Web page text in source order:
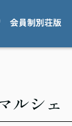
ルシェ